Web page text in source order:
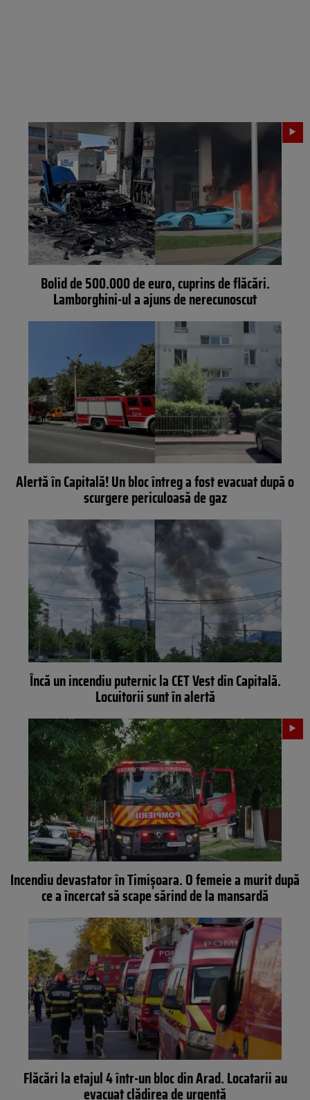
Bolid de 500.000 de euro, cuprins de flăcări.
Lamborghini-ul a ajuns de nerecunoscut
Alertă în Capitală! Un bloc întreg a fost evacuat după o
scurgere periculoasă de gaz
Încă un incendiu puternic la CET Vest din Capitală.
Locuitorii sunt în alertă
Incendiu devastator în Timișoara. O femeie a murit după
ce a încercat să scape sărind de la mansardă
Flăcări la etajul 4 într-un bloc din Arad. Locatarii au
evacuat clădirea de urgenţă